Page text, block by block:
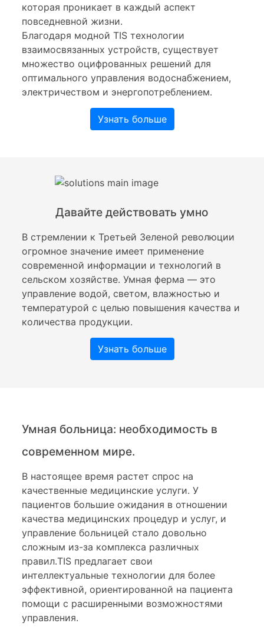
которая проникает в каждый аспект
повседневной жизни.
Благодаря модной TIS технологии
взаимосвязанных устройств, существует
множество оцифрованных решений для
оптимального управления водоснабжением,
электричеством и энергопотреблением.
Узнать больше
Давайте действовать умно
В стремлении к Третьей Зеленой революции
огромное значение имеет применение
современной информации и технологий в
сельском хозяйстве. Умная ферма — это
управление водой, светом, влажностью и
температурой с целью повышения качества и
количества продукции.
Узнать больше
Умная больница: необходимость в
современном мире.
В настоящее время растет спрос на
качественные медицинские услуги. У
пациентов большие ожидания в отношении
качества медицинских процедур и услуг, и
управление больницей стало довольно
сложным из-за комплекса различных
правил.TIS предлагает свои
интеллектуальные технологии для более
эффективной, ориентированной на пациента
помощи с расширенными возможностями
управления.